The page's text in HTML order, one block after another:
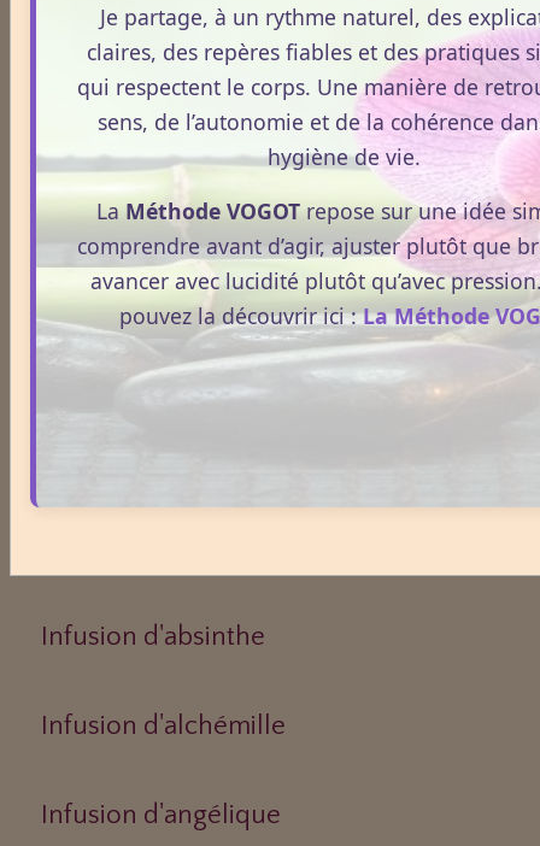
Les traditions de Pâques
Mai, mois du muguet
Août
Infusion d'absinthe
Infusion d'alchémille
Infusion d'angélique
Je partage, à un rythme naturel, des
claires, des repères fiables et des pratiques
qui respectent le corps. Une manière de
sens, de l’autonomie et de la cohérence
hygiène de vie.
La Méthode VOGOTrepose sur une idée
comprendre avant d’agir, ajuster plutôt que
avancer avec lucidité plutôt qu’avec
pouvez la découvrir ici :La Méthode